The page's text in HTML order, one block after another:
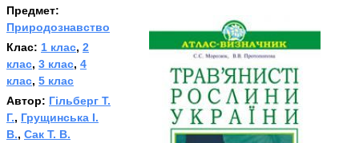
Предмет:
Природознавство
Клас: 1 клас, 2
клас, 3 клас, 4
клас, 5 клас
Автор: Гільберг Т.
Г., Грущинська І.
В., Сак Т. В.